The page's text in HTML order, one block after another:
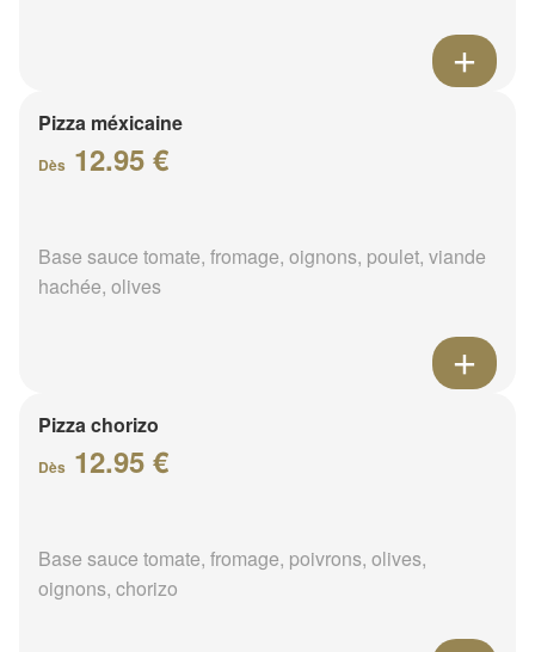
Pizza méxicaine
Dès 12.95 €
Base sauce tomate, fromage, oignons, poulet, viande
hachée, olives
Pizza chorizo
Dès 12.95 €
Base sauce tomate, fromage, poivrons, olives,
oignons, chorizo